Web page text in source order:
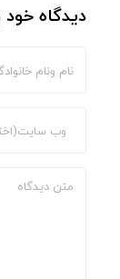
دیدگاه خود